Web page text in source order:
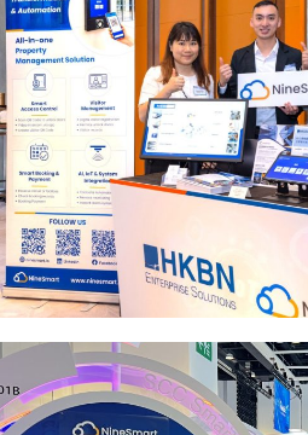
Smart Property 亮相香港寬頻